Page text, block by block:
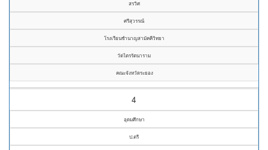
สรวิศ
ศรีสุวรรณ์
โรงเรียนชำนาญสามัคคีวิทยา
วัดไตรรัตนาราม
คณะจังหวัดระยอง
4
อุดมศึกษา
ป.ตรี